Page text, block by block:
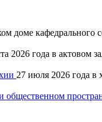
доме кафедрального
2026 года в актовом
27 июля 2026 года в
общественном